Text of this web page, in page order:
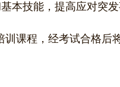
本技能，提高应对突发
课程，经考试合格后